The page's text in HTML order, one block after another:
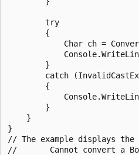
        try
        {
Char ch =
        }
catch
        {
        }
    }
}
// The example displays
//       Cannot convert a